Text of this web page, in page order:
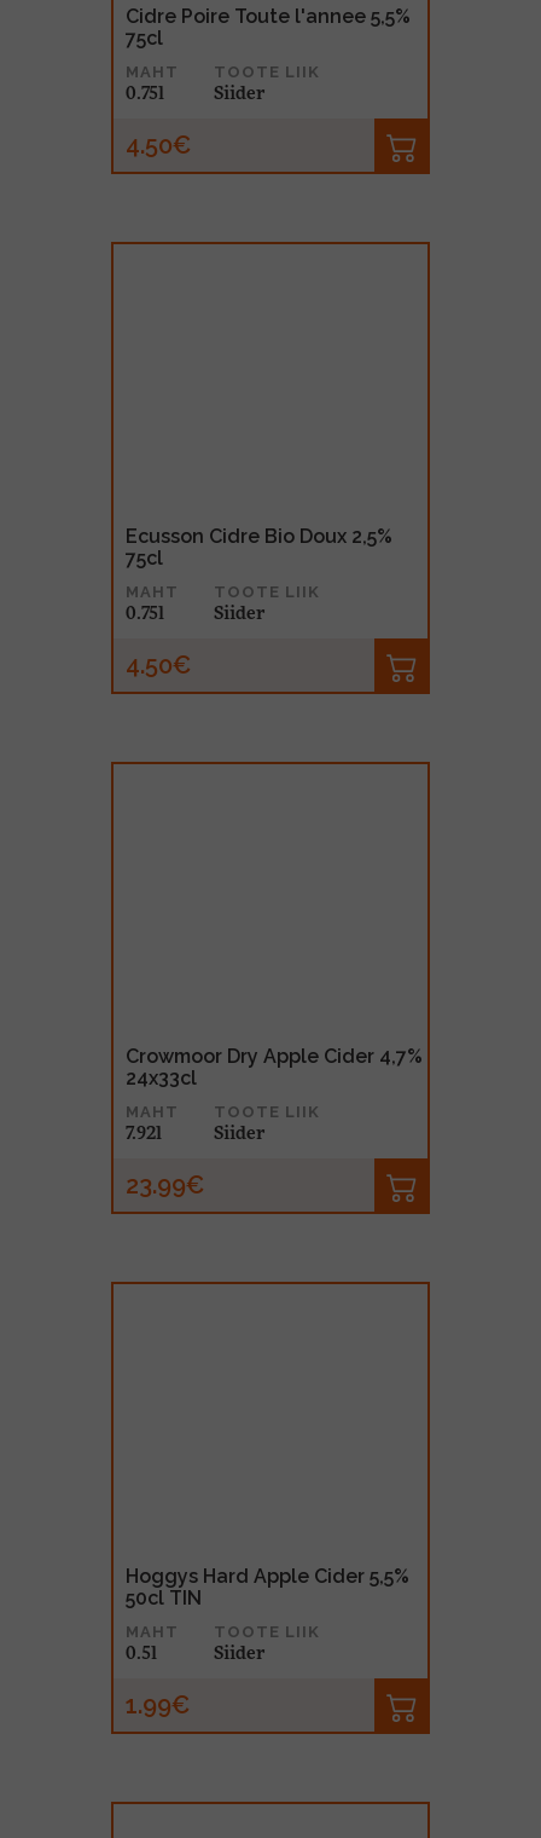
Cidre Poire Toute l'annee 5,5%
75cl
MAHT
0.75l
TOOTE LIIK
Siider
4.50€
Ecusson Cidre Bio Doux 2,5%
75cl
MAHT
0.75l
TOOTE LIIK
Siider
4.50€
Crowmoor Dry Apple Cider 4,7%
24x33cl
MAHT
7.92l
TOOTE LIIK
Siider
23.99€
Hoggys Hard Apple Cider 5,5%
50cl TIN
MAHT
0.5l
TOOTE LIIK
Siider
1.99€